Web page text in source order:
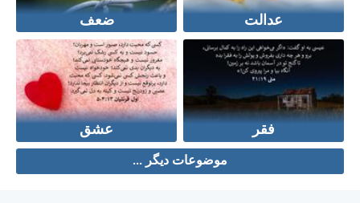
عدالت ضعف
فقر عشق
موضوعات دیگر ...